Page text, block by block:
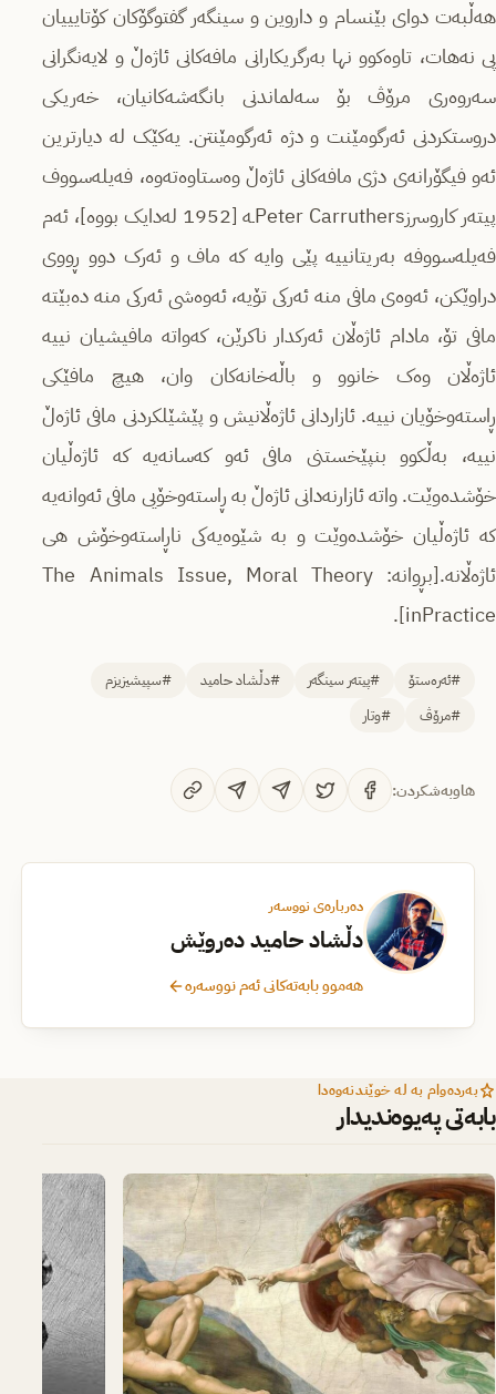
هەڵبەت دوای بێنسام و داروین و سینگەر گفتوگۆکان کۆتایییان
پی نەهات، تاوەکوو نها بەرگریکارانی مافەکانی ئاژەڵ و لایەنگرانی
سەروەری مرۆڤ بۆ سەلماندنی بانگەشەکانیان، خەریکی
دروستکردنی ئەرگومێنت و دژە ئەرگومێنتن. یەکێک لە دیارترین
ئەو فیگۆرانەی دژی مافەکانی ئاژەڵ وەستاوەتەوە، فەیلەسووف
پیتەر کاروسرزPeter Carruthersـە [1952 لەدایک بووە]، ئەم
فەیلەسووفە بەریتانییە پێی وایە کە ماف و ئەرک دوو ڕووی
دراوێکن، ئەوەی مافی منە ئەرکی تۆیە، ئەوەشی ئەرکی منە دەبێتە
مافی تۆ، مادام ئاژەڵان ئەرکدار ناکرێن، کەواتە مافیشیان نییە
ئاژەڵان وەک خانوو و باڵەخانەکان وان، هیچ مافێکی
ڕاستەوخۆیان نییە. ئازاردانی ئاژەڵانیش و پێشێلکردنی مافی ئاژەڵ
نییە، بەڵکوو بنپێخستنی مافی ئەو کەسانەیە کە ئاژەڵیان
خۆشدەوێت. واتە ئازارنەدانی ئاژەڵ بە ڕاستەوخۆیی مافی ئەوانەیە
کە ئاژەڵیان خۆشدەوێت و بە شێوەیەکی ناڕاستەوخۆش هی
ئاژەڵانە.[بڕوانە: The Animals Issue, Moral Theory
inPractice].
#ئەرەستۆ #پیتەر سینگەر #دڵشاد حامید
#سپیشیزیزم
#مرۆڤ
#وتار
هاوبەشکردن:
دەربارەی نووسەر
دڵشاد حامید دەروێش
هەموو بابەتەکانی ئەم نووسەرە
بەردەوام بە لە خوێندنەوەدا
بابەتی پەیوەندیدار